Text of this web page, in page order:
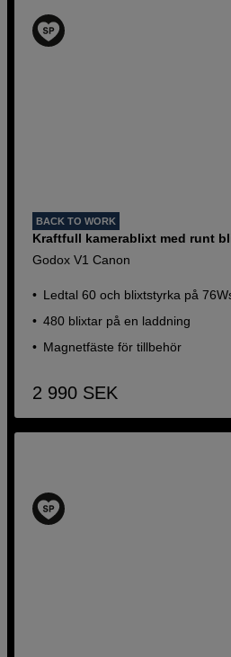
BACK TO WORK
Kraftfull kamerablixt med runt
Godox V1 Canon
Ledtal 60 och blixtstyrka på
480 blixtar på en laddning
Magnetfäste för tillbehör
2 990 SEK